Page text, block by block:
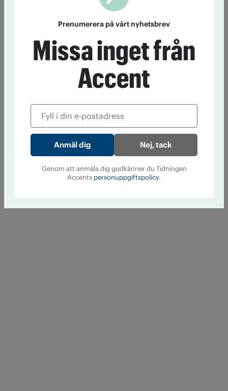
Prenumerera på vårt nyhetsbrev
Missa inget från
Accent
Nej, tack
Genom att anmäla dig godkänner du Tidningen
Accents personuppgiftspolicy.